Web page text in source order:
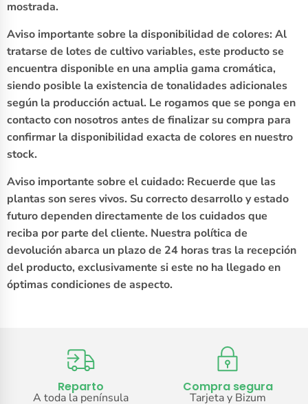
mostrada.
Aviso importante sobre la disponibilidad de colores: Al
tratarse de lotes de cultivo variables, este producto se
encuentra disponible en una amplia gama cromática,
siendo posible la existencia de tonalidades adicionales
según la producción actual. Le rogamos que se ponga en
contacto con nosotros antes de finalizar su compra para
confirmar la disponibilidad exacta de colores en nuestro
stock.
Aviso importante sobre el cuidado: Recuerde que las
plantas son seres vivos. Su correcto desarrollo y estado
futuro dependen directamente de los cuidados que
reciba por parte del cliente. Nuestra política de
devolución abarca un plazo de 24 horas tras la recepción
del producto, exclusivamente si este no ha llegado en
óptimas condiciones de aspecto.
Reparto
A toda la península
Compra segura
Tarjeta y Bizum